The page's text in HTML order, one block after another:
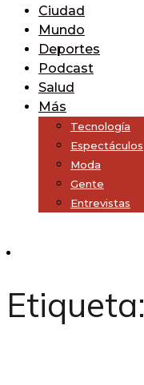
Ciudad
Mundo
Deportes
Podcast
Salud
Más
Tecnología
Espectáculos
Moda
Gente
Entrevistas
Etiqueta: